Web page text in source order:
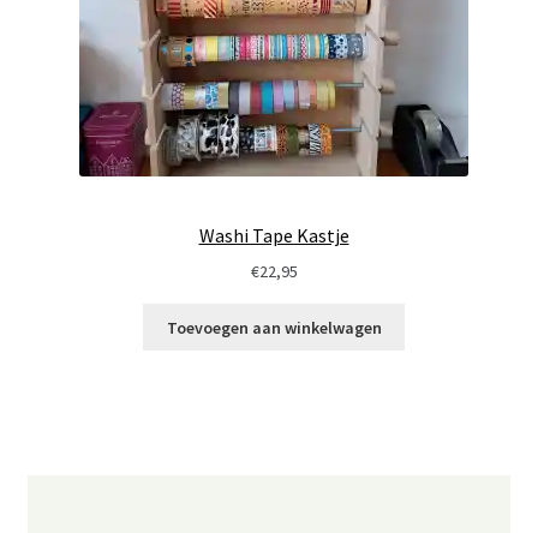
Washi Tape Kastje
€22,95
Toevoegen aan winkelwagen